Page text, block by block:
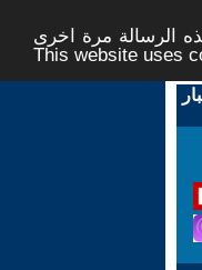
الرسالة مرة اخرى -
This website uses